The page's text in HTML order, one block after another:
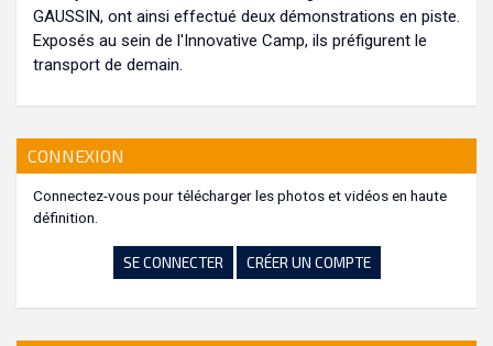
GAUSSIN, ont ainsi effectué deux démonstrations en piste.
Exposés au sein de l'Innovative Camp, ils préfigurent le
transport de demain.
CONNEXION
Connectez-vous pour télécharger les photos et vidéos en haute
définition.
SE CONNECTER CRÉER UN COMPTE